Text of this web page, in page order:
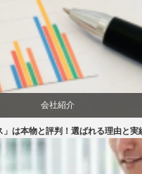
会社紹介
は本物と評判！選ばれる理由と実